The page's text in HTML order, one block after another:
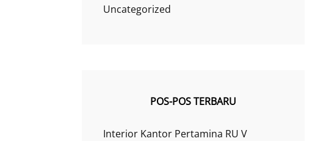
Uncategorized
POS-POS TERBARU
Interior Kantor Pertamina RU V